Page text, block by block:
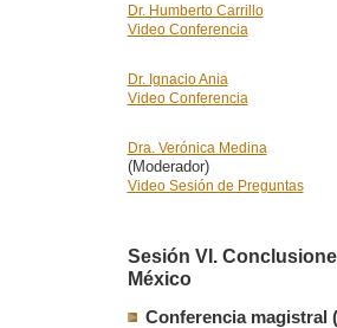
Dr. Humberto Carrillo
Video Conferencia
Dr. Ignacio Ania
Video Conferencia
Dra. Verónica Medina
(Moderador)
Video Sesión de Preguntas
Sesión VI.
México
Conferencia magistral